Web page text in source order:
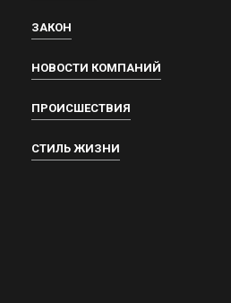
ЗАКОН
НОВОСТИ КОМПАНИЙ
ПРОИСШЕСТВИЯ
СТИЛЬ ЖИЗНИ